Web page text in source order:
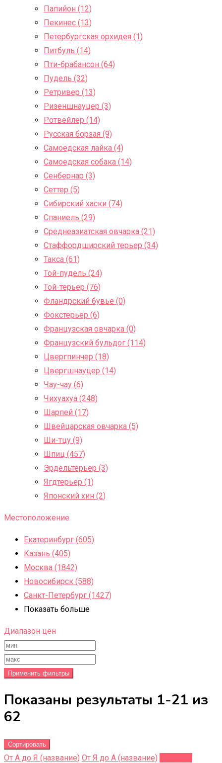
Папийон (12)
Пекинес (13)
Петербургская орхидея (1)
Питбуль (14)
Пти-брабансон (64)
Пудель (32)
Ретривер (13)
Ризеншнауцер (3)
Ротвейлер (14)
Русская борзая (9)
Самоедская лайка (4)
Самоедская собака (14)
Сенбернар (3)
Сеттер (5)
Сибирский хаски (74)
Спаниель (29)
Среднеазиатская овчарка (21)
Стаффордширский терьер (34)
Такса (61)
Той-пудель (24)
Той-терьер (76)
Фландрский бувье (0)
Фокстерьер (6)
Французская овчарка (0)
Французский бульдог (114)
Цвергпинчер (18)
Цвергшнауцер (14)
Чау-чау (6)
Чихуахуа (248)
Шарпей (17)
Швейцарская овчарка (5)
Ши-тцу (9)
Шпиц (457)
Эрдельтерьер (3)
Ягдтерьер (1)
Японский хин (2)
Местоположение
Екатеринбург (605)
Казань (405)
Москва (1842)
Новосибирск (588)
Санкт-Петербург (1427)
Показать больше
Диапазон цен
Применить фильтры
Показаны результаты 1-21 из
62
Сортировать
От А до Я (название) От Я до A (название)